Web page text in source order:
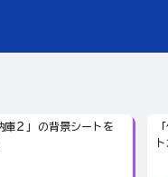
庫２」の背景シートを